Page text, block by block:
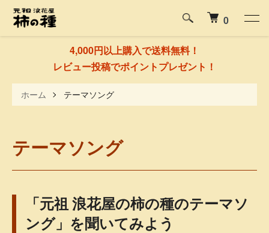
4,000円以上購入で送料無料！
レビュー投稿でポイントプレゼント！
0
ホーム テーマソング
テーマソング
「元祖 浪花屋の柿の種のテーマソ
ング」を聞いてみよう